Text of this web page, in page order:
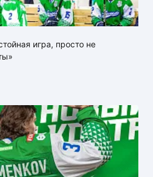
игра, просто не